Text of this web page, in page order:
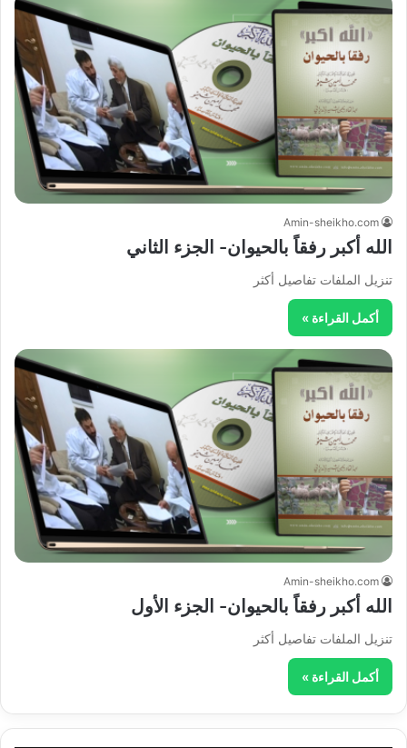
Amin-sheikho.com
الله أكبر رفقاً بالحيوان- الجزء الثاني
تنزيل الملفات تفاصيل أكثر
أكمل القراءة »
Amin-sheikho.com
الله أكبر رفقاً بالحيوان- الجزء الأول
تنزيل الملفات تفاصيل أكثر
أكمل القراءة »